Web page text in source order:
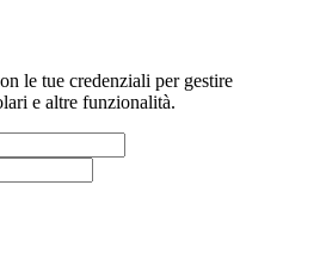
le tue credenziali per gestire
e altre funzionalità.